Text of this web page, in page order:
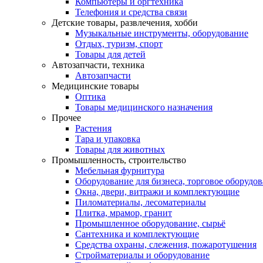
Телефония и средства связи
Детские товары, развлечения, хобби
Музыкальные инструменты, оборудование
Отдых, туризм, спорт
Товары для детей
Автозапчасти, техника
Автозапчасти
Медицинские товары
Оптика
Товары медицинского назначения
Прочее
Растения
Тара и упаковка
Товары для животных
Промышленность, строительство
Мебельная фурнитура
Оборудование для бизнеса, торговое
Окна, двери, витражи и комплектующие
Пиломатериалы, лесоматериалы
Плитка, мрамор, гранит
Промышленное оборудование, сырьё
Сантехника и комплектующие
Средства охраны, слежения, пожаротушения
Стройматериалы и оборудование